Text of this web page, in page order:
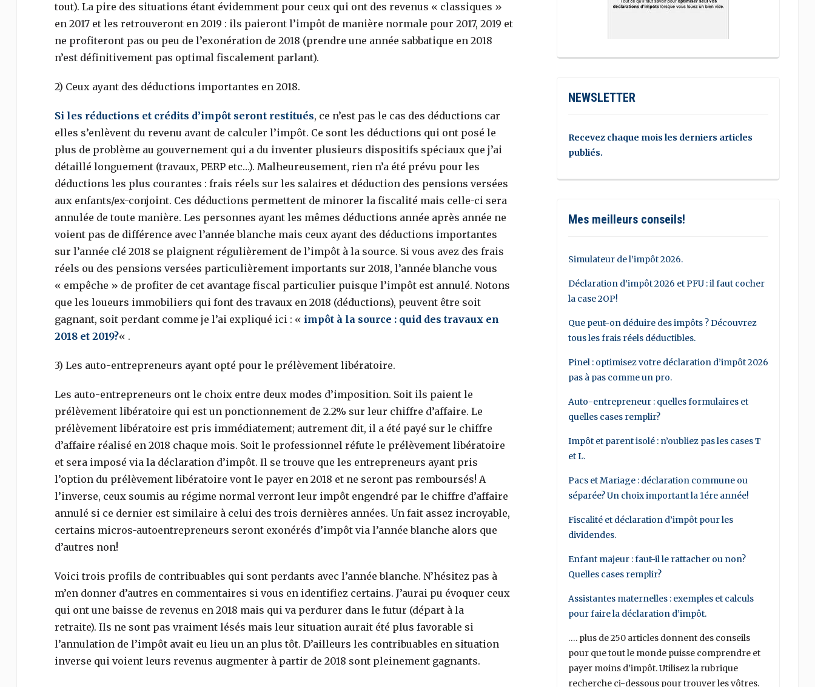
tout). La pire des situations étant évidemment pour ceux qui ont des revenus « classiques »
en 2017 et les retrouveront en 2019 : ils paieront l’impôt de manière normale pour 2017, 2019 et
ne profiteront pas ou peu de l’exonération de 2018 (prendre une année sabbatique en 2018
n’est définitivement pas optimal fiscalement parlant).
2) Ceux ayant des déductions importantes en 2018.
Si les réductions et crédits d’impôt seront restitués, ce n’est pas le cas des déductions car
elles s’enlèvent du revenu avant de calculer l’impôt. Ce sont les déductions qui ont posé le
plus de problème au gouvernement qui a du inventer plusieurs dispositifs spéciaux que j’ai
détaillé longuement (travaux, PERP etc…). Malheureusement, rien n’a été prévu pour les
déductions les plus courantes : frais réels sur les salaires et déduction des pensions versées
aux enfants/ex-conjoint. Ces déductions permettent de minorer la fiscalité mais celle-ci sera
annulée de toute manière. Les personnes ayant les mêmes déductions année après année ne
voient pas de différence avec l’année blanche mais ceux ayant des déductions importantes
sur l’année clé 2018 se plaignent régulièrement de l’impôt à la source. Si vous avez des frais
réels ou des pensions versées particulièrement importants sur 2018, l’année blanche vous
« empêche » de profiter de cet avantage fiscal particulier puisque l’impôt est annulé. Notons
que les loueurs immobiliers qui font des travaux en 2018 (déductions), peuvent être soit
gagnant, soit perdant comme je l’ai expliqué ici : « impôt à la source : quid des travaux en
2018 et 2019?« .
3) Les auto-entrepreneurs ayant opté pour le prélèvement libératoire.
Les auto-entrepreneurs ont le choix entre deux modes d’imposition. Soit ils paient le
prélèvement libératoire qui est un ponctionnement de 2.2% sur leur chiffre d’affaire. Le
prélèvement libératoire est pris immédiatement; autrement dit, il a été payé sur le chiffre
d’affaire réalisé en 2018 chaque mois. Soit le professionnel réfute le prélèvement libératoire
et sera imposé via la déclaration d’impôt. Il se trouve que les entrepreneurs ayant pris
l’option du prélèvement libératoire vont le payer en 2018 et ne seront pas remboursés! A
l’inverse, ceux soumis au régime normal verront leur impôt engendré par le chiffre d’affaire
annulé si ce dernier est similaire à celui des trois dernières années. Un fait assez incroyable,
certains micros-autoentrepreneurs seront exonérés d’impôt via l’année blanche alors que
d’autres non!
Voici trois profils de contribuables qui sont perdants avec l’année blanche. N’hésitez pas à
m’en donner d’autres en commentaires si vous en identifiez certains. J’aurai pu évoquer ceux
qui ont une baisse de revenus en 2018 mais qui va perdurer dans le futur (départ à la
retraite). Ils ne sont pas vraiment lésés mais leur situation aurait été plus favorable si
l’annulation de l’impôt avait eu lieu un an plus tôt. D’ailleurs les contribuables en situation
inverse qui voient leurs revenus augmenter à partir de 2018 sont pleinement gagnants.
NEWSLETTER
Recevez chaque mois les derniers articles
publiés.
Mes meilleurs conseils!
Simulateur de l’impôt 2026.
Déclaration d’impôt 2026 et PFU : il faut cocher
la case 2OP!
Que peut-on déduire des impôts ? Découvrez
tous les frais réels déductibles.
Pinel : optimisez votre déclaration d’impôt 2026
pas à pas comme un pro.
Auto-entrepreneur : quelles formulaires et
quelles cases remplir?
Impôt et parent isolé : n’oubliez pas les cases T
et L.
Pacs et Mariage : déclaration commune ou
séparée? Un choix important la 1ére année!
Fiscalité et déclaration d’impôt pour les
dividendes.
Enfant majeur : faut-il le rattacher ou non?
Quelles cases remplir?
Assistantes maternelles : exemples et calculs
pour faire la déclaration d’impôt.
…. plus de 250 articles donnent des conseils
pour que tout le monde puisse comprendre et
payer moins d’impôt. Utilisez la rubrique
recherche ci-dessous pour trouver les vôtres.